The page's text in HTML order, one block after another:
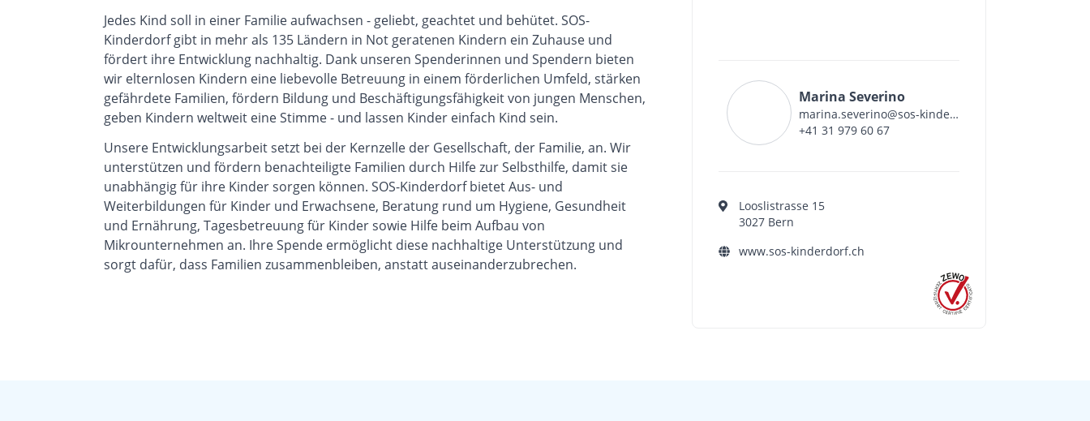
Jedes Kind soll in einer Familie aufwachsen - geliebt, geachtet und behütet. SOS-
Kinderdorf gibt in mehr als 135 Ländern in Not geratenen Kindern ein Zuhause und
fördert ihre Entwicklung nachhaltig. Dank unseren Spenderinnen und Spendern bieten
wir elternlosen Kindern eine liebevolle Betreuung in einem förderlichen Umfeld, stärken
gefährdete Familien, fördern Bildung und Beschäftigungsfähigkeit von jungen Menschen,
geben Kindern weltweit eine Stimme - und lassen Kinder einfach Kind sein.
Unsere Entwicklungsarbeit setzt bei der Kernzelle der Gesellschaft, der Familie, an. Wir
unterstützen und fördern benachteiligte Familien durch Hilfe zur Selbsthilfe, damit sie
unabhängig für ihre Kinder sorgen können. SOS-Kinderdorf bietetAus- und
Weiterbildungen für Kinder und Erwachsene, Beratung rund um Hygiene, Gesundheit
und Ernährung, Tagesbetreuung für Kinder sowie Hilfe beim Aufbau von
Mikrounternehmen an. Ihre Spende ermöglicht diese nachhaltige Unterstützung und
sorgt dafür, dass Familien zusammenbleiben, anstatt auseinanderzubrechen.
Marina Severino
marina.severino@sos-kinderdorf.ch
+41 31 979 60 67
Looslistrasse 15
3027 Bern
www.sos-kinderdorf.ch